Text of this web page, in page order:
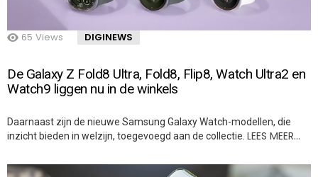
65 Views DIGINEWS
De Galaxy Z Fold8 Ultra, Fold8, Flip8, Watch Ultra2 en
Watch9 liggen nu in de winkels
Daarnaast zijn de nieuwe Samsung Galaxy Watch-modellen, die
inzicht bieden in welzijn, toegevoegd aan de collectie. LEES MEER…